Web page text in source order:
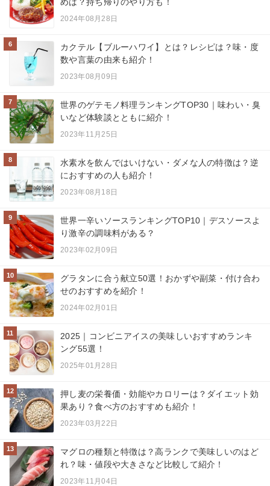
2024年08月28日
6
カクテル【ブルーハワイ】とは？レシピは？味・度
数や言葉の由来も紹介！
2023年08月09日
7
世界のゲテモノ料理ランキングTOP30｜味わい・臭
いなど体験談とともに紹介！
2023年11月25日
8
水素水を飲んではいけない・ダメな人の特徴は？逆
におすすめの人も紹介！
2023年08月18日
9
世界一辛いソースランキングTOP10｜デスソースよ
り激辛の調味料がある？
2023年02月09日
10
グラタンに合う献立50選！おかずや副菜・付け合わ
せのおすすめを紹介！
2024年02月01日
11
2025｜コンビニアイスの美味しいおすすめランキ
ング55選！
2025年01月28日
12
押し麦の栄養価・効能やカロリーは？ダイエット効
果あり？食べ方のおすすめも紹介！
2023年03月22日
13
マグロの種類と特徴は？高ランクで美味しいのはど
れ？味・値段や大きさなど比較して紹介！
2023年11月04日